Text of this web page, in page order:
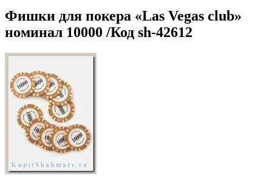
Фишки для покера «Las Vegas club»
номинал 10000 /Код sh-42612